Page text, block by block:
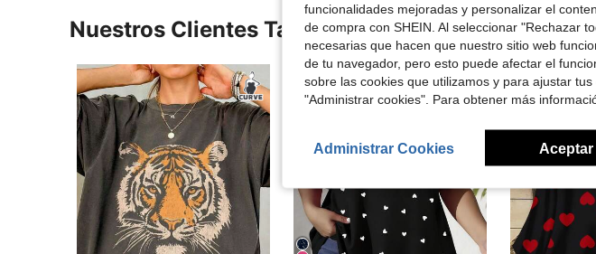
Nuestros Clientes También Vieron
funcionalidades mejoradas y personalizar el
de compra con SHEIN. Al seleccionar "Rechazar
necesarias que hacen que nuestro sitio web
de tu navegador, pero esto puede afectar el
sobre las cookies que utilizamos y para ajustar
"Administrar cookies". Para obtener más
Administrar Cookies